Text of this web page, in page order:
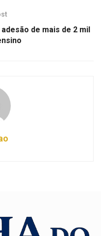
de mais de 2 mil